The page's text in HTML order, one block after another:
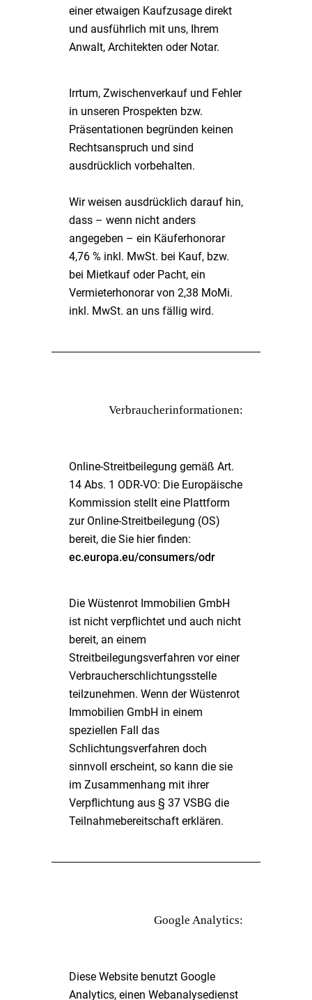
einer etwaigen Kaufzusage direkt
und ausführlich mit uns, Ihrem
Anwalt, Architekten oder Notar.
Irrtum, Zwischenverkauf und Fehler
in unseren Prospekten bzw.
Präsentationen begründen keinen
Rechtsanspruch und sind
ausdrücklich vorbehalten.
Wir weisen ausdrücklich darauf hin,
dass – wenn nicht anders
angegeben – ein Käuferhonorar
4,76 % inkl. MwSt. bei Kauf, bzw.
bei Mietkauf oder Pacht, ein
Vermieterhonorar von 2,38 MoMi.
inkl. MwSt. an uns fällig wird.
Verbraucherinformationen:
Online-Streitbeilegung gemäß Art.
14 Abs. 1 ODR-VO: Die Europäische
Kommission stellt eine Plattform
zur Online-Streitbeilegung (OS)
bereit, die Sie hier finden:
ec.europa.eu/consumers/odr
Die Wüstenrot Immobilien GmbH
ist nicht verpflichtet und auch nicht
bereit, an einem
Streitbeilegungsverfahren vor einer
Verbraucherschlichtungsstelle
teilzunehmen. Wenn der Wüstenrot
Immobilien GmbH in einem
speziellen Fall das
Schlichtungsverfahren doch
sinnvoll erscheint, so kann die sie
im Zusammenhang mit ihrer
Verpflichtung aus § 37 VSBG die
Teilnahmebereitschaft erklären.
Google Analytics:
Diese Website benutzt Google
Analytics, einen Webanalysedienst